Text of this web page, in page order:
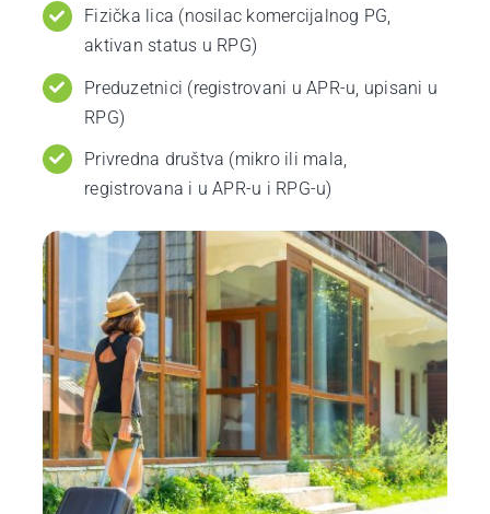
Fizička lica (nosilac komercijalnog PG,
aktivan status u RPG)
Preduzetnici (registrovani u APR-u, upisani u
RPG)
Privredna društva (mikro ili mala,
registrovana i u APR-u i RPG-u)